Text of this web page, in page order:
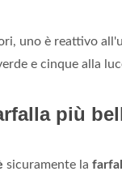
uno è reattivo
e cinque alla
più
sicuramente la